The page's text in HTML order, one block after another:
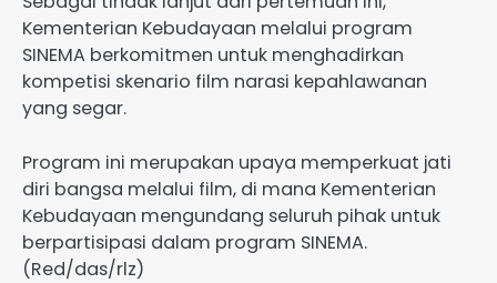
Kementerian Kebudayaan melalui program
SINEMA berkomitmen untuk menghadirkan
kompetisi skenario film narasi kepahlawanan
yang segar.
Program ini merupakan upaya memperkuat jati
diri bangsa melalui film, di mana Kementerian
Kebudayaan mengundang seluruh pihak untuk
berpartisipasi dalam program SINEMA.
(Red/das/rlz)